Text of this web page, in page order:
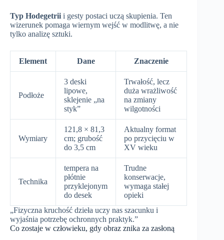
Typ Hodegetrii i gesty postaci uczą skupienia. Ten
wizerunek pomaga wiernym wejść w modlitwę, a nie
tylko analizę sztuki.
Element Dane Znaczenie
Podłoże
3 deski
lipowe,
sklejenie „na
styk”
Trwałość, lecz
duża wrażliwość
na zmiany
wilgotności
Wymiary
121,8 × 81,3
cm; grubość
do 3,5 cm
Aktualny format
po przycięciu w
XV wieku
Technika
tempera na
płótnie
przyklejonym
do desek
Trudne
konserwacje,
wymaga stałej
opieki
„Fizyczna kruchość dzieła uczy nas szacunku i
wyjaśnia potrzebę ochronnych praktyk.”
Co zostaje w człowieku, gdy obraz znika za zasłoną